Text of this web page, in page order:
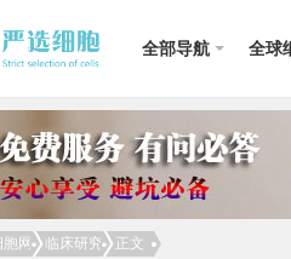
全部导航
干细胞 成体干细胞
干细胞 乳牙干细胞
胞
牙髓干细胞
解
？诠释
单能干细胞
1型糖
全球
胞网 临床研究 正文